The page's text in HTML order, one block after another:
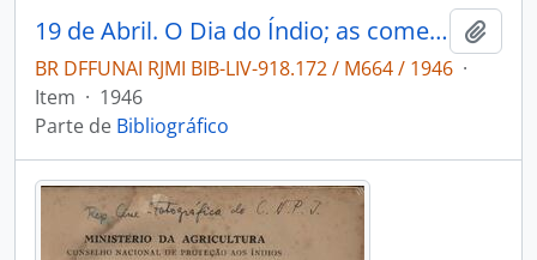
19 de Abril. O Dia do Índio; as comemorações realizadas em 1944 e 1945
BR DFFUNAI RJMI BIB-LIV-918.172 / M664 / 1946 ·
Item · 1946
Parte de Bibliográfico